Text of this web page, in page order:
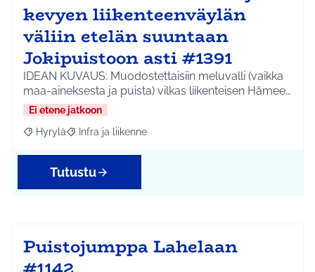
kevyen liikenteenväylän
väliin etelän suuntaan
Jokipuistoon asti #1391
IDEAN KUVAUS: Muodostettaisiin meluvalli (vaikka
maa-aineksesta ja puista) vilkas liikenteisen Hämee…
Ei etene jatkoon
Rajaa tulokset aihepiirin mukaan: Hyrylä
Hyrylä Rajaa tulokset teeman mukaan: Infra ja liikenne
Infra ja liikenne
Tutustu
Puistojumppa Lahelaan